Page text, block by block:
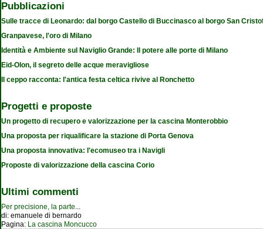
Pubblicazioni
Sulle tracce di Leonardo: dal borgo Castello di Buccinasco al borgo San
Granpavese, l'oro di Milano
Identità e Ambiente sul Naviglio Grande: Il potere alle porte di Milano
Eid-Olon, il segreto delle acque meravigliose
Il ceppo racconta: l'antica festa celtica rivive al Ronchetto
Progetti e proposte
Un progetto di recupero e valorizzazione per la cascina Monterobbio
Una proposta per riqualificare la stazione di Porta Genova
Una proposta innovativa: l'ecomuseo tra i Navigli
Proposte di valorizzazione della cascina Corio
Ultimi commenti
Per precisione, la parte
di: emanuele di bernardo
Pagina: La cascina Moncucco